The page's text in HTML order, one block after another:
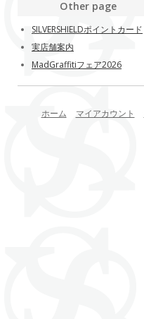
Other page
SILVERSHIELDポイントカード
実店舗案内
MadGraffitiフェア2026
ホーム マイアカウント